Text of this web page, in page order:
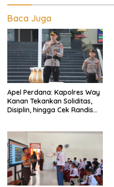
Baca Juga
Apel Perdana: Kapolres Way
Kanan Tekankan Soliditas,
Disiplin, hingga Cek Randis